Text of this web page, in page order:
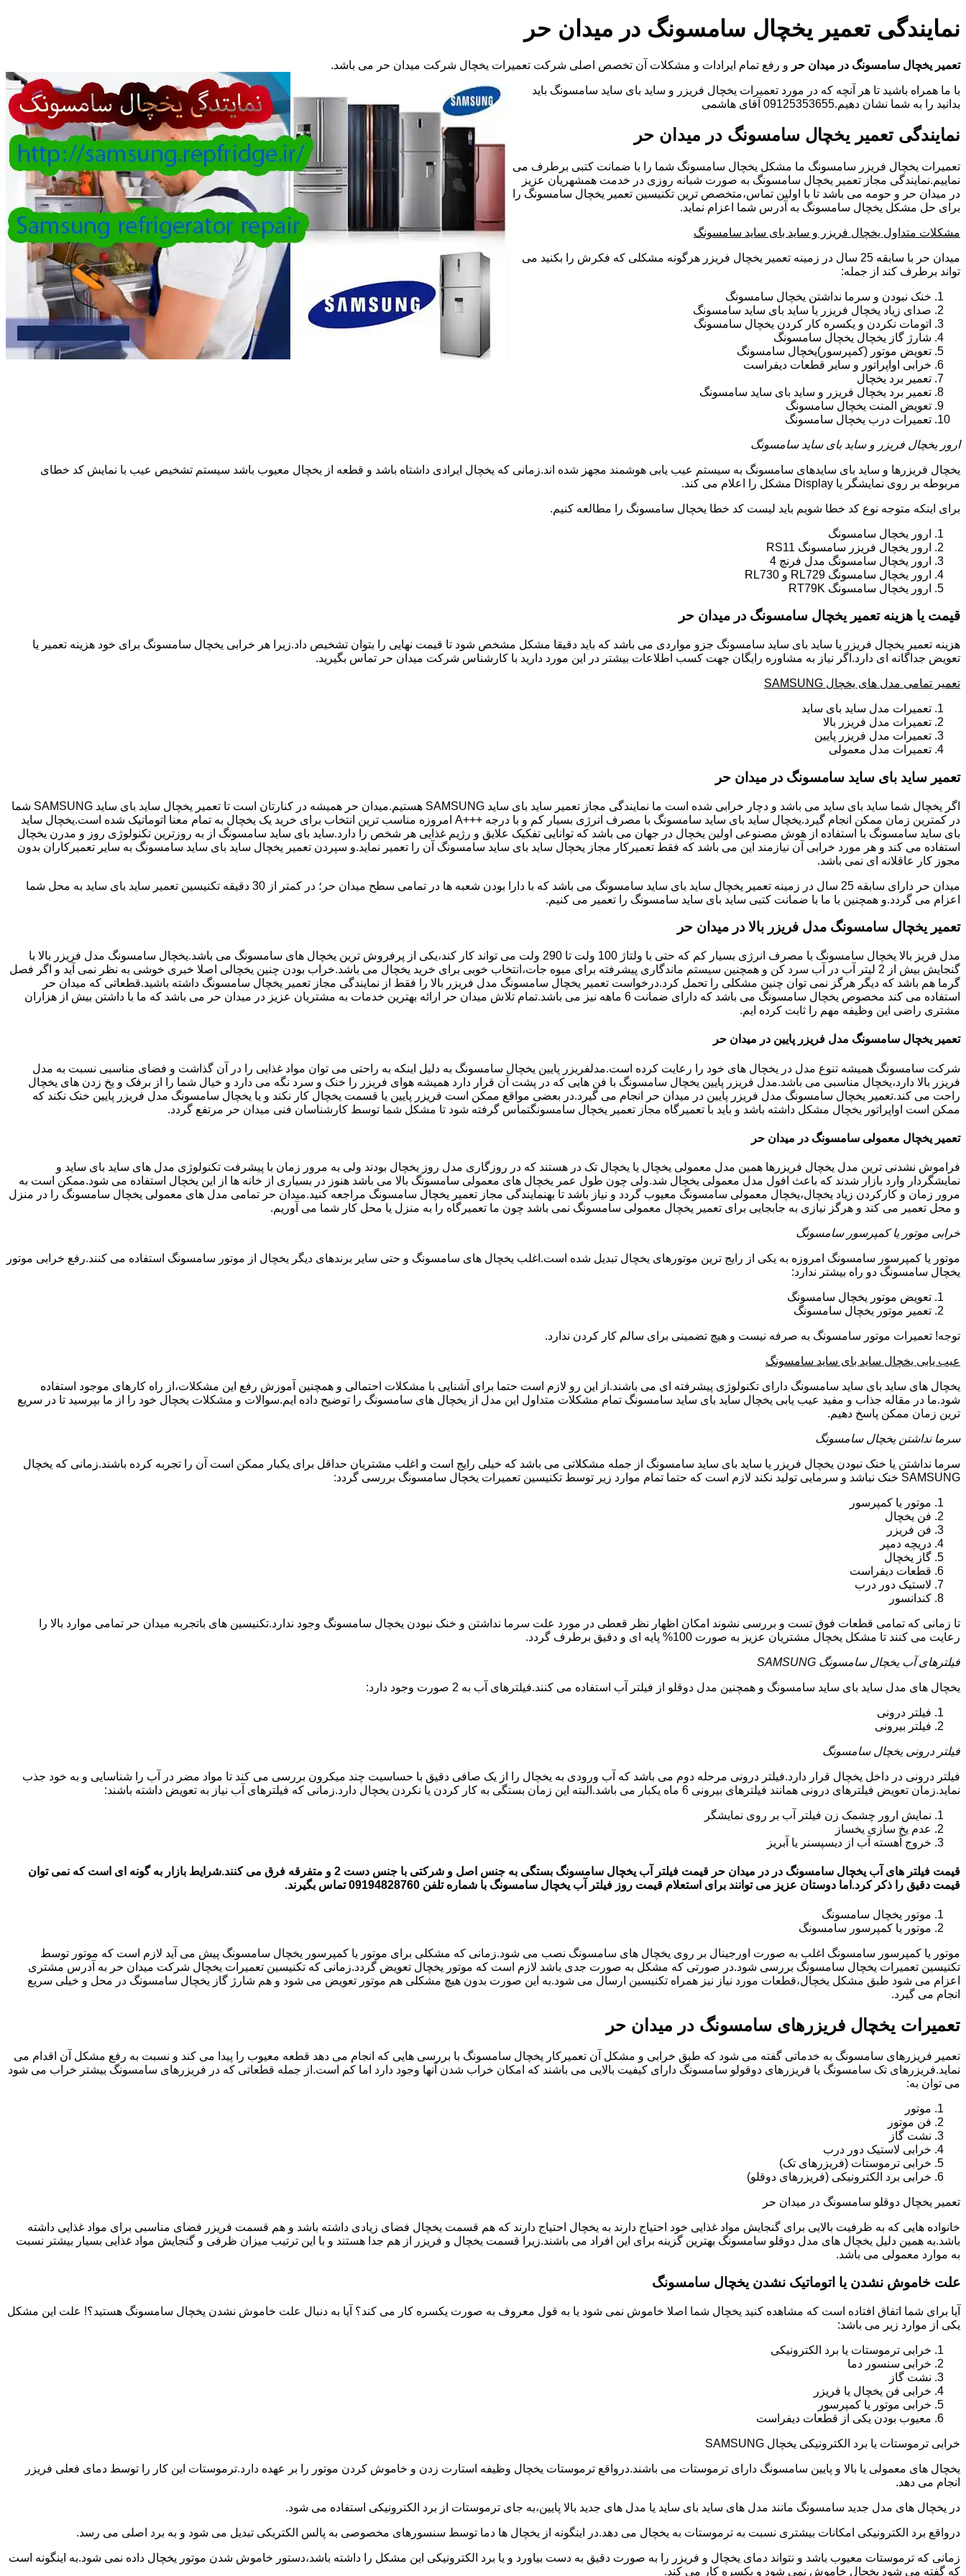
نمایندگی تعمیر یخچال سامسونگ در میدان حر
تعمیر یخچال سامسونگ در میدان حر و رفع تمام ایرادات و مشکلات آن تخصص اصلی شرکت تعمیرات یخچال شرکت میدان حر می باشد.
با ما همراه باشید تا هر آنچه که در مورد تعمیرات یخچال فریزر و ساید بای ساید سامسونگ باید
بدانید را به شما نشان دهیم.09125353655 آقای هاشمی
نمایندگی تعمیر یخچال سامسونگ در میدان حر
تعمیرات یخچال فریزر سامسونگ ما مشکل یخچال سامسونگ شما را با ضمانت کتبی برطرف می
نماییم.نمایندگی مجاز تعمیر یخچال سامسونگ به صورت شبانه روزی در خدمت همشهریان عزیز
در میدان حر و حومه می باشد تا با اولین تماس،متخصص ترین تکنیسین تعمیر یخچال سامسونگ را
برای حل مشکل یخچال سامسونگ به آدرس شما اعزام نماید.
مشکلات متداول یخچال فریزر و ساید بای ساید سامسونگ
میدان حر با سابقه 25 سال در زمینه تعمیر یخچال فریزر هرگونه مشکلی که فکرش را بکنید می
تواند برطرف کند از جمله:
خنک نبودن و سرما نداشتن یخچال سامسونگ
صدای زیاد یخچال فریزر یا ساید بای ساید سامسونگ
اتومات نکردن و یکسره کار کردن یخچال سامسونگ
شارژ گاز یخچال یخچال سامسونگ
تعویض موتور (کمپرسور)یخچال سامسونگ
خرابی اواپراتور و سایر قطعات دیفراست
تعمیر برد یخچال
تعمیر برد یخچال فریزر و ساید بای ساید سامسونگ
تعویض المنت یخچال سامسونگ
تعمیرات درب یخچال سامسونگ
ارور یخچال فریزر و ساید بای ساید سامسونگ
یخچال فریزرها و ساید بای سایدهای سامسونگ به سیستم عیب یابی هوشمند مجهز شده اند.زمانی که یخچال ایرادی داشتاه باشد و قطعه از یخچال معیوب باشد سیستم تشخیص عیب با نمایش کد خطای
مربوطه بر روی نمایشگر یا Display مشکل را اعلام می کند.
برای اینکه متوجه نوع کد خطا شویم باید لیست کد خطا یخچال سامسونگ را مطالعه کنیم.
ارور یخچال سامسونگ
ارور یخچال فریزر سامسونگ RS11
ارور یخچال سامسونگ مدل فرنچ 4
ارور یخچال سامسونگ RL729 و RL730
ارور یخچال سامسونگ RT79K
قیمت یا هزینه تعمیر یخچال سامسونگ در میدان حر
هزینه تعمیر یخچال فریزر یا ساید بای ساید سامسونگ جزو مواردی می باشد که باید دقیقا مشکل مشخص شود تا قیمت نهایی را بتوان تشخیص داد.زیرا هر خرابی یخچال سامسونگ برای خود هزینه تعمیر یا
تعویض جداگانه ای دارد.اگر نیاز به مشاوره رایگان جهت کسب اطلاعات بیشتر در این مورد دارید با کارشناس شرکت میدان حر تماس بگیرید.
تعمیر تمامی مدل های یخچال SAMSUNG
تعمیرات مدل ساید بای ساید
تعمیرات مدل فریزر بالا
تعمیرات مدل فریزر پایین
تعمیرات مدل معمولی
تعمیر ساید بای ساید سامسونگ در میدان حر
اگر یخچال شما ساید بای ساید می باشد و دچار خرابی شده است ما نمایندگی مجاز تعمیر ساید بای ساید SAMSUNG هستیم.میدان حر همیشه در کنارتان است تا تعمیر یخچال ساید بای ساید SAMSUNG شما
در کمترین زمان ممکن انجام گیرد.یخچال ساید بای ساید سامسونگ با مصرف انرژی بسیار کم و با درجه +++A امروزه مناسب ترین انتخاب برای خرید یک یخچال به تمام معنا اتوماتیک شده است.یخچال ساید
بای ساید سامسونگ با استفاده از هوش مصنوعی اولین یخچال در جهان می باشد که توانایی تفکیک علایق و رژیم غذایی هر شخص را دارد.ساید بای ساید سامسونگ از به روزترین تکنولوژی روز و مدرن یخچال
استفاده می کند و هر مورد خرابی آن نیازمند این می باشد که فقط تعمیرکار مجاز یخچال ساید بای ساید سامسونگ آن را تعمیر نماید.و سپردن تعمیر یخچال ساید بای ساید سامسونگ به سایر تعمیرکاران بدون
مجوز کار عاقلانه ای نمی باشد.
میدان حر دارای سابقه 25 سال در زمینه تعمیر یخچال ساید بای ساید سامسونگ می باشد که با دارا بودن شعبه ها در تمامی سطح میدان حر؛ در کمتر از 30 دقیقه تکنیسین تعمیر ساید بای ساید به محل شما
اعزام می گردد.و همچنین با ما با ضمانت کتبی ساید بای ساید سامسونگ را تعمیر می کنیم.
تعمیر یخچال سامسونگ مدل فریزر بالا در میدان حر
مدل فریز بالا یخچال سامسونگ با مصرف انرژی بسیار کم که حتی با ولتاژ 100 ولت تا 290 ولت می تواند کار کند،یکی از پرفروش ترین یخچال های سامسونگ می باشد.یخچال سامسونگ مدل فریزر بالا با
گنجایش بیش از 2 لیتر آب در آب سرد کن و همچنین سیستم ماندگاری پیشرفته برای میوه جات،انتخاب خوبی برای خرید یخچال می باشد.خراب بودن چنین یخچالی اصلا خبری خوشی به نظر نمی آید و اگر فصل
گرما هم باشد که دیگر هرگز نمی توان چنین مشکلی را تحمل کرد.درخواست تعمیر یخچال سامسونگ مدل فریزر بالا را فقط از نمایندگی مجاز تعمیر یخچال سامسونگ داشته باشید.قطعاتی که میدان حر
استفاده می کند مخصوص یخچال سامسونگ می باشد که دارای ضمانت 6 ماهه نیز می باشد.تمام تلاش میدان حر ارائه بهترین خدمات به مشتریان عزیز در میدان حر می باشد که ما با داشتن بیش از هزاران
مشتری راضی این وظیفه مهم را ثابت کرده ایم.
تعمیر یخچال سامسونگ مدل فریزر پایین در میدان حر
شرکت سامسونگ همیشه تنوع مدل در یخچال های خود را رعایت کرده است.مدلفریزر پایین یخچال سامسونگ به دلیل اینکه به راحتی می توان مواد غذایی را در آن گذاشت و فضای مناسبی نسبت به مدل
فریزر بالا دارد،یخچال مناسبی می باشد.مدل فریزر پایین یخچال سامسونگ با فن هایی که در پشت آن قرار دارد همیشه هوای فریزر را خنک و سرد نگه می دارد و خیال شما را از برفک و یخ زدن های یخچال
راحت می کند.تعمیر یخچال سامسونگ مدل فریزر پایین در میدان حر انجام می گیرد.در بعضی مواقع ممکن است فریزر پایین یا قسمت یخچال کار نکند و یا یخچال سامسونگ مدل فریزر پایین خنک نکند که
ممکن است اواپراتور یخچال مشکل داشته باشد و باید با تعمیرگاه مجاز تعمیر یخچال سامسونگتماس گرفته شود تا مشکل شما توسط کارشناسان فنی میدان حر مرتفع گردد.
تعمیر یخچال معمولی سامسونگ در میدان حر
فراموش نشدنی ترین مدل یخچال فریزرها همین مدل معمولی یخچال یا یخچال تک در هستند که در روزگاری مدل روز یخچال بودند ولی به مرور زمان با پیشرفت تکنولوژی مدل های ساید بای ساید و
نمایشگردار وارد بازار شدند که باعث افول مدل معمولی یخچال شد.ولی چون طول عمر یخچال های معمولی سامسونگ بالا می باشد هنوز در بسیاری از خانه ها از این یخچال استفاده می شود.ممکن است به
مرور زمان و کارکردن زیاد یخچال،یخچال معمولی سامسونگ معیوب گردد و نیاز باشد تا بهنمایندگی مجاز تعمیر یخچال سامسونگ مراجعه کنید.میدان حر تمامی مدل های معمولی یخچال سامسونگ را در منزل
و محل تعمیر می کند و هرگز نیازی به جابجایی برای تعمیر یخچال معمولی سامسونگ نمی باشد چون ما تعمیرگاه را به منزل یا محل کار شما می آوریم.
خرابی موتور یا کمپرسور سامسونگ
موتور یا کمپرسور سامسونگ امروزه به یکی از رایج ترین موتورهای یخچال تبدیل شده است.اغلب یخچال های سامسونگ و حتی سایر برندهای دیگر یخچال از موتور سامسونگ استفاده می کنند.رفع خرابی موتور
یخچال سامسونگ دو راه بیشتر ندارد:
تعویض موتور یخچال سامسونگ
تعمیر موتور یخچال سامسونگ
توجه! تعمیرات موتور سامسونگ به صرفه نیست و هیچ تضمینی برای سالم کار کردن ندارد.
عیب یابی یخچال ساید بای ساید سامسونگ
یخچال های ساید بای ساید سامسونگ دارای تکنولوژی پیشرفته ای می باشند.از این رو لازم است حتما برای آشنایی با مشکلات احتمالی و همچنین آموزش رفع این مشکلات،از راه کارهای موجود استفاده
شود.ما در مقاله جذاب و مفید عیب یابی یخچال ساید بای ساید سامسونگ تمام مشکلات متداول این مدل از یخچال های سامسونگ را توضیح داده ایم.سوالات و مشکلات یخچال خود را از ما بپرسید تا در سریع
ترین زمان ممکن پاسخ دهیم.
سرما نداشتن یخچال سامسونگ
سرما نداشتن یا خنک نبودن یخچال فریزر یا ساید بای ساید سامسونگ از جمله مشکلاتی می باشد که خیلی رایج است و اغلب مشتریان حداقل برای یکبار ممکن است آن را تجربه کرده باشند.زمانی که یخچال
SAMSUNG خنک نباشد و سرمایی تولید نکند لازم است که حتما تمام موارد زیر توسط تکنیسین تعمیرات یخچال سامسونگ بررسی گردد:
موتور یا کمپرسور
فن یخچال
فن فریزر
دریچه دمپر
گاز یخچال
قطعات دیفراست
لاستیک دور درب
کندانسور
تا زمانی که تمامی قطعات فوق تست و بررسی نشوند امکان اظهار نظر قعطی در مورد علت سرما نداشتن و خنک نبودن یخچال سامسونگ وجود ندارد.تکنیسین های باتجربه میدان حر تمامی موارد بالا را
رعایت می کنند تا مشکل یخچال مشتریان عزیز به صورت 100% پایه ای و دقیق برطرف گردد.
فیلترهای آب یخچال سامسونگ SAMSUNG
یخچال های مدل ساید بای ساید سامسونگ و همچنین مدل دوقلو از فیلتر آب استفاده می کنند.فیلترهای آب به 2 صورت وجود دارد:
فیلتر درونی
فیلتر بیرونی
فیلتر درونی یخچال سامسونگ
فیلتر درونی در داخل یخچال قرار دارد.فیلتر درونی مرحله دوم می باشد که آب ورودی به یخچال را از یک صافی دقیق با حساسیت چند میکرون بررسی می کند تا مواد مضر در آب را شناسایی و به خود جذب
نماید.زمان تعویض فیلترهای درونی همانند فیلترهای بیرونی 6 ماه یکبار می باشد.البته این زمان بستگی به کار کردن یا نکردن یخچال دارد.زمانی که فیلترهای آب نیاز به تعویض داشته باشند:
نمایش ارور چشمک زن فیلتر آب بر روی نمایشگر
عدم یخ سازی یخساز
خروج آهسته آب از دیسپسنر یا آبریز
قیمت فیلتر های آب یخچال سامسونگ در در میدان حر قیمت فیلتر آب یخچال سامسونگ بستگی به جنس اصل و شرکتی با جنس دست 2 و متفرقه فرق می کنند.شرایط بازار به گونه ای است که نمی توان
قیمت دقیق را ذکر کرد.اما دوستان عزیز می توانند برای استعلام قیمت روز فیلتر آب یخچال سامسونگ با شماره تلفن 09194828760 تماس بگیرند.
موتور یخچال سامسونگ
موتور یا کمپرسور سامسونگ
موتور یا کمپرسور سامسونگ اغلب به صورت اورجینال بر روی یخچال های سامسونگ نصب می شود.زمانی که مشکلی برای موتور یا کمپرسور یخچال سامسونگ پیش می آید لازم است که موتور توسط
تکنیسین تعمیرات یخچال سامسونگ بررسی شود.در صورتی که مشکل به صورت جدی باشد لازم است که موتور یخچال تعویض گردد.زمانی که تکنیسین تعمیرات یخچال شرکت میدان حر به آدرس مشتری
اعزام می شود طبق مشکل یخچال،قطعات مورد نیاز نیز همراه تکنیسین ارسال می شود.به این صورت بدون هیچ مشکلی هم موتور تعویض می شود و هم شارژ گاز یخچال سامسونگ در محل و خیلی سریع
انجام می گیرد.
تعمیرات یخچال فریزرهای سامسونگ در میدان حر
تعمیر فریزرهای سامسونگ به خدماتی گفته می شود که طبق خرابی و مشکل آن تعمیرکار یخچال سامسونگ با بررسی هایی که انجام می دهد قطعه معیوب را پیدا می کند و نسبت به رفع مشکل آن اقدام می
نماید.فریزرهای تک سامسونگ یا فریزرهای دوقولو سامسونگ دارای کیفیت بالایی می باشند که امکان خراب شدن آنها وجود دارد اما کم است.از جمله قطعاتی که در فریزرهای سامسونگ بیشتر خراب می شود
می توان به:
موتور
فن موتور
نشت گاز
خرابی لاستیک دور درب
خرابی ترموستات (فریزرهای تک)
خرابی برد الکترونیکی (فریزرهای دوقلو)
تعمیر یخچال دوقلو سامسونگ در میدان حر
خانواده هایی که به ظرفیت بالایی برای گنجایش مواد غذایی خود احتیاج دارند به یخچال احتیاج دارند که هم قسمت یخچال فضای زیادی داشته باشد و هم قسمت فریزر فضای مناسبی برای مواد غذایی داشته
باشد.به همین دلیل یخچال های مدل دوقلو سامسونگ بهترین گزینه برای این افراد می باشند.زیرا قسمت یخچال و فریزر از هم جدا هستند و با این ترتیب میزان ظرفی و گنجایش مواد غذایی بسیار بیشتر نسبت
به موارد معمولی می باشد.
علت خاموش نشدن یا اتوماتیک نشدن یخچال سامسونگ
آیا برای شما اتفاق افتاده است که مشاهده کنید یخچال شما اصلا خاموش نمی شود یا به قول معروف به صورت یکسره کار می کند؟ آیا به دنبال علت خاموش نشدن یخچال سامسونگ هستید؟! علت این مشکل
یکی از موارد زیر می باشد:
خرابی ترموستات یا برد الکترونیکی
خرابی سنسور دما
نشت گاز
خرابی فن یخچال یا فریزر
خرابی موتور یا کمپرسور
معیوب بودن یکی از قطعات دیفراست
خرابی ترموستات یا برد الکترونیکی یخچال SAMSUNG
یخچال های معمولی یا بالا و پایین سامسونگ دارای ترموستات می باشند.درواقع ترموستات یخچال وظیفه استارت زدن و خاموش کردن موتور را بر عهده دارد.ترموستات این کار را توسط دمای فعلی فریزر
انجام می دهد.
در یخچال های مدل جدید سامسونگ مانند مدل های ساید بای ساید یا مدل های جدید بالا پایین،به جای ترموستات از برد الکترونیکی استفاده می شود.
درواقع برد الکترونیکی امکانات بیشتری نسبت به ترموستات به یخچال می دهد.در اینگونه از یخچال ها دما توسط سنسورهای مخصوصی به پالس الکتریکی تبدیل می شود و به برد اصلی می رسد.
زمانی که ترموستات معیوب باشد و نتواند دمای یخچال و فریزر را به صورت دقیق به دست بیاورد و یا برد الکترونیکی این مشکل را داشته باشد،دستور خاموش شدن موتور یخچال داده نمی شود.به اینگونه است
که گفته می شود یخچال خاموش نمی شود و یکسره کار می کند.